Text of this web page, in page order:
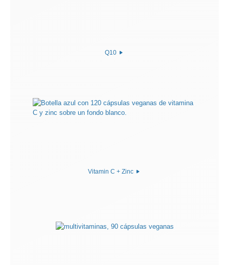
Q10
Vitamin C + Zinc